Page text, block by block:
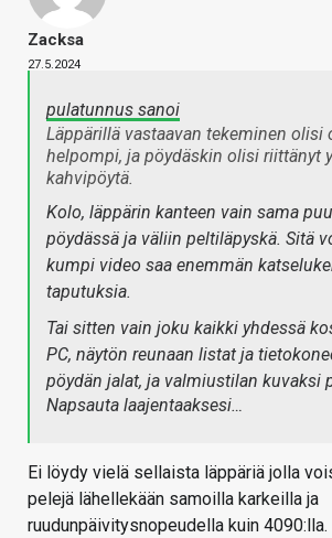
Zacksa
27.5.2024
pulatunnus sanoi
Läppärillä vastaavan tekeminen olisi
helpompi, ja pöydäskin olisi riittänyt
kahvipöytä.
Kolo, läppärin kanteen vain sama
pöydässä ja väliin peltiläpyskä. Sitä
kumpi video saa enemmän
taputuksia.
Tai sitten vain joku kaikki yhdessä
PC, näytön reunaan listat ja
pöydän jalat, ja valmiustilan kuvaksi
Napsauta laajentaaksesi…
Ei löydy vielä sellaista läppäriä jolla
pelejä lähellekään samoilla karkeilla ja
ruudunpäivitysnopeudella kuin 4090:lla.